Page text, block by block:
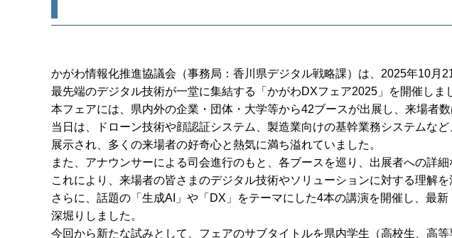
かがわ情報化推進協議会（事務局：香川県デジタル戦略課）は、2025年10月
最先端のデジタル技術が一堂に集結する「かがわDXフェア2025」を開催しま
本フェアには、県内外の企業・団体・大学等から42ブースが出展し、来場者数
当日は、ドローン技術や顔認証システム、製造業向けの基幹業務システムな
展示され、多くの来場者の好奇心と熱気に満ち溢れていました。
また、アナウンサーによる司会進行のもと、各ブースを巡り、出展者への詳細
これにより、来場者の皆さまのデジタル技術やソリューションに対する理解を
さらに、話題の「生成AI」や「DX」をテーマにした4本の講演を開催し、最
深堀りしました。
今回から新たな試みとして、フェアのサブタイトルを県内学生（高校生、高